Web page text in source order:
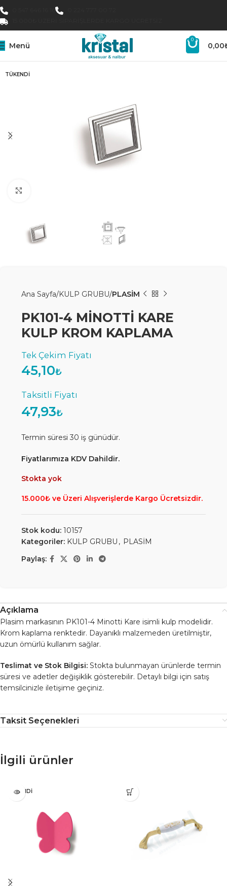
Menü
0
0,00
TÜKENDI
Ana Sayfa KULP GRUBU PLASİM
PK101-4 MİNOTTİ KARE
KULP KROM KAPLAMA
45,10₺
47,93₺
Termin süresi 30 iş günüdür.
Fiyatlarımıza KDV Dahildir.
Stokta yok
15.000₺ ve Üzeri Alışverişlerde Kargo Ücretsizdir.
Stok kodu: 10157
Kategoriler: KULP GRUBU , PLASİM
Paylaş:
Açıklama
Plasim markasının PK101-4 Minotti Kare isimli kulp modelidir.
Krom kaplama renktedir. Dayanıklı malzemeden üretilmiştir,
uzun ömürlü kullanım sağlar.
Teslimat ve Stok Bilgisi: Stokta bulunmayan ürünlerde termin
süresi ve adetler değişiklik gösterebilir. Detaylı bilgi için satış
temsilcinizle iletişime geçiniz.
Taksit Seçenekleri
İlgili ürünler
TÜKENDI